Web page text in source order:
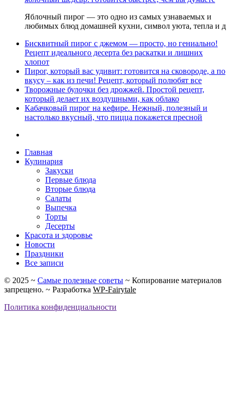
Яблочный пирог — это одно из самых узнаваемых и
любимых блюд домашней кухни, символ уюта, тепла и д
Бисквитный пирог с джемом — просто, но гениально!
Рецепт идеального десерта без раскатки и лишних
хлопот
Пирог, который вас удивит: готовится на сковороде, а по
вкусу – как из печи! Рецепт, который полюбят все
Творожные булочки без дрожжей. Простой рецепт,
который делает их воздушными, как облако
Кабачковый пирог на кефире. Нежный, полезный и
настолько вкусный, что пицца покажется пресной
Главная
Кулинария
Закуски
Первые блюда
Вторые блюда
Салаты
Выпечка
Торты
Десерты
Красота и здоровье
Новости
Праздники
Все записи
© 2025 ~ Самые полезные советы ~ Копирование материалов
запрещено. ~ Разработка WP-Fairytale
Политика конфиденциальности